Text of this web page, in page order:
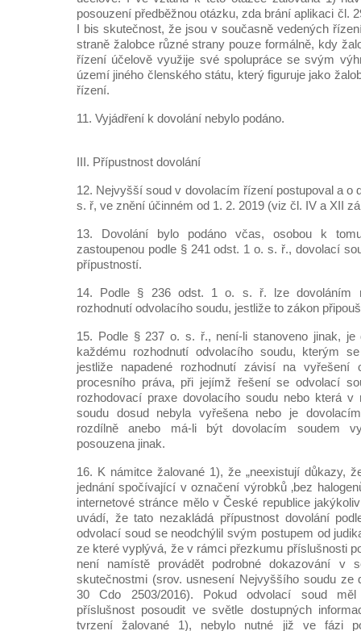
posouzení předběžnou otázku, zda brání aplikaci čl.
I bis skutečnost, že jsou v současně vedených
straně žalobce různé strany pouze formálně, kdy
řízení účelově využije své spolupráce se svým
území jiného členského státu, který figuruje jako
řízení.
11. Vyjádření k dovolání nebylo podáno.
III. Přípustnost dovolání
12. Nejvyšší soud v dovolacím řízení postupoval a o
s. ř, ve znění účinném od 1. 2. 2019 (viz čl. IV a XII
13. Dovolání bylo podáno včas, osobou k
zastoupenou podle § 241 odst. 1 o. s. ř., dovolací
přípustností.
14. Podle § 236 odst. 1 o. s. ř. lze dovoláním
rozhodnutí odvolacího soudu, jestliže to zákon
15. Podle § 237 o. s. ř., není-li stanoveno jinak, je
každému rozhodnutí odvolacího soudu, kterým
jestliže napadené rozhodnutí závisí na vyřešení
procesního práva, při jejímž řešení se odvolací
rozhodovací praxe dovolacího soudu nebo která v
soudu dosud nebyla vyřešena nebo je
rozdílně anebo má-li být dovolacím soudem
posouzena jinak.
16. K námitce žalované 1), že „neexistují důkazy,
jednání spočívající v označení výrobků ‚bez
internetové stránce mělo v České republice
uvádí, že tato nezakládá přípustnost dovolání
odvolací soud se neodchýlil svým postupem od
ze které vyplývá, že v rámci přezkumu příslušnosti
není namístě provádět podrobné dokazování v
skutečnostmi (srov. usnesení Nejvyššího soudu ze
30 Cdo 2503/2016). Pokud odvolací soud měl
příslušnost posoudit ve světle dostupných
tvrzení žalované 1), nebylo nutné již ve fázi